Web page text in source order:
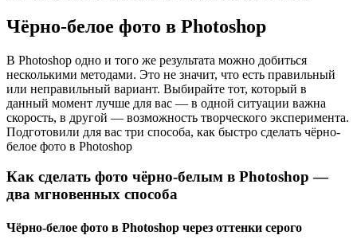
Чёрно-белое фото в Photoshop
В Photoshop одно и того же результата можно добиться
несколькими методами. Это не значит, что есть правильный
или неправильный вариант. Выбирайте тот, который в
данный момент лучше для вас — в одной ситуации важна
скорость, в другой — возможность творческого эксперимента.
Подготовили для вас три способа, как быстро сделать чёрно-
белое фото в Photoshop
Как сделать фото чёрно-белым в Photoshop —
два мгновенных способа
Чёрно-белое фото в Photoshop через оттенки серого